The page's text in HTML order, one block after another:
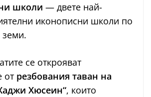
школи — двете най-
иконописни школи по
земи.
се открояват
от резбования таван на
Хюсеин“, които